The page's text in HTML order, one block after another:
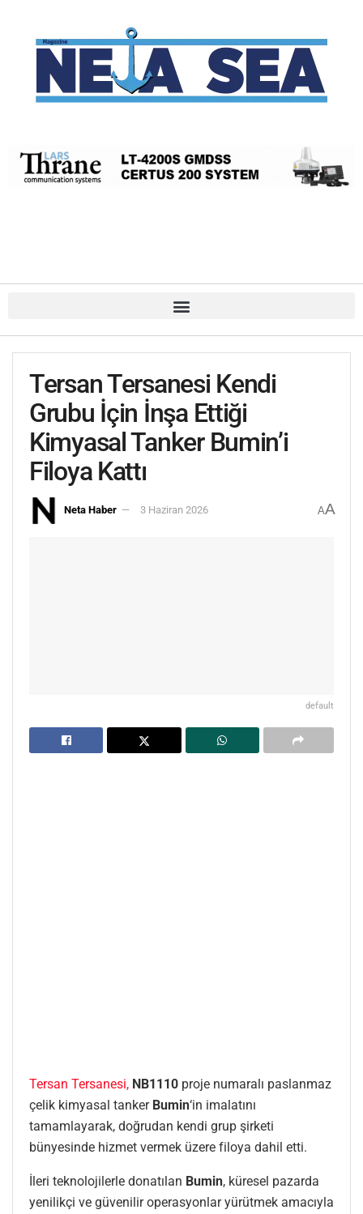
Tersan Tersanesi Kendi
Grubu İçin İnşa Ettiği
Kimyasal Tanker Bumin’i
Filoya Kattı
Neta Haber 3 Haziran 2026 AA
default
Tersan Tersanesi, NB1110 proje numaralı paslanmaz
çelik kimyasal tanker Bumin‘in imalatını
tamamlayarak, doğrudan kendi grup şirketi
bünyesinde hizmet vermek üzere filoya dahil etti.
İleri teknolojilerle donatılan Bumin, küresel pazarda
yenilikçi ve güvenilir operasyonlar yürütmek amacıyla